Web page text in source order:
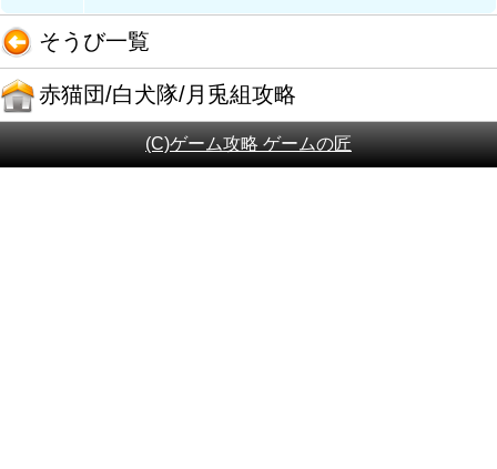
そうび一覧
赤猫団/白犬隊/月兎組攻略
(C)ゲーム攻略 ゲームの匠